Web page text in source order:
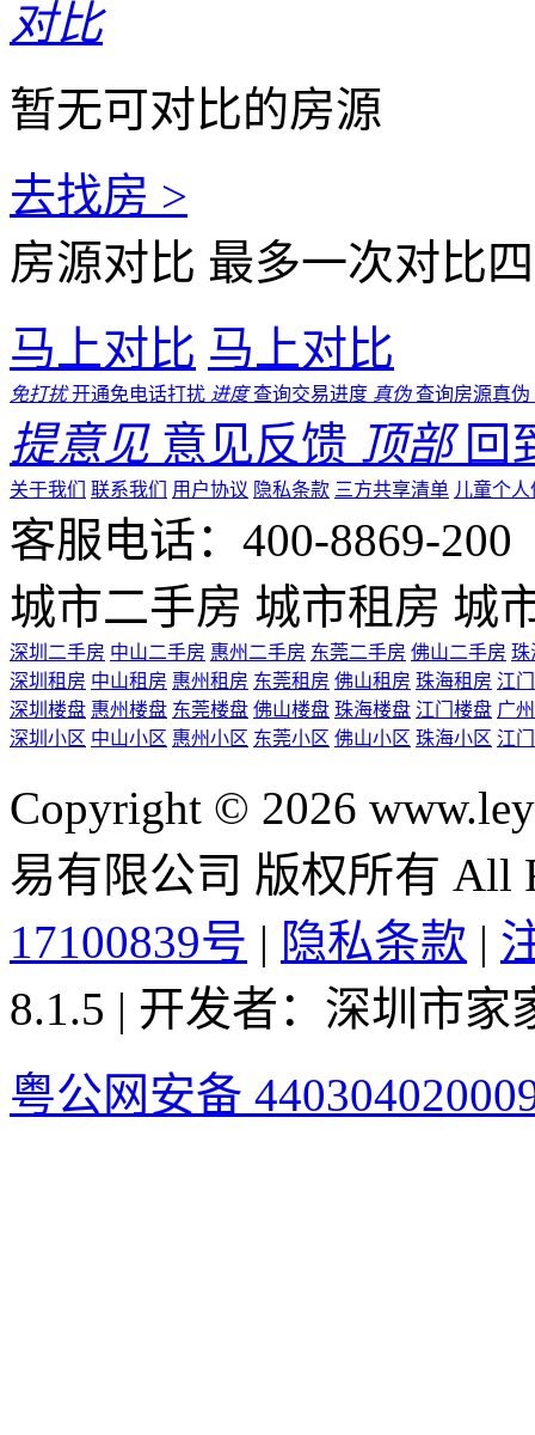
对比
暂无可对比的房源
去找房 >
房源对比 最多一次对比
马上对比 马上对比
免打扰 开通免电话打扰 进度 查询交易进度 真伪 查询房源真伪
提意见 意见反馈 顶部 回
关于我们 联系我们 用户协议 隐私条款 三方共享清单 儿童个
客服电话：400-8869-200
城市二手房 城市租房 城
深圳二手房 中山二手房 惠州二手房 东莞二手房 佛山二手房 珠
深圳租房 中山租房 惠州租房 东莞租房 佛山租房 珠海租房 江
深圳楼盘 惠州楼盘 东莞楼盘 佛山楼盘 珠海楼盘 江门楼盘 广
深圳小区 中山小区 惠州小区 东莞小区 佛山小区 珠海小区 江
Copyright © 2026
易有限公司 版权所有 All
17100839号 | 隐私条款 |
8.1.5 | 开发者：深圳市
粤公网安备